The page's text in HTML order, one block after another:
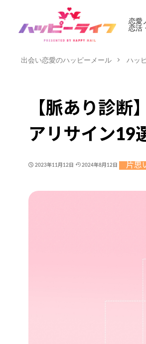
恋愛
恋活
出会い恋愛のハッピーメール ハッ
【脈あり診断
アリサイン19
2023年11月12日 2024年8月12日 片思